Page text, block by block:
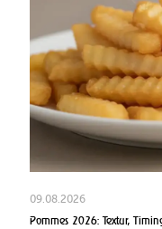
09.08.2026
Pommes 2026: Textur,